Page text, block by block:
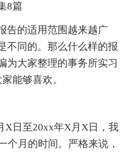
8篇
告的适用范围越来越广
不同的。那么什么样的报
为大家整理的事务所实习
能够喜欢。
X日至20xx年X月X日，我
个月的时间。严格来说，